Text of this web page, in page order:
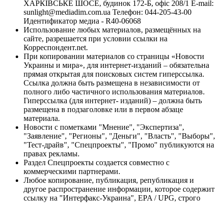
ХАРКІВСЬКЕ ШОСЕ, будинок 172-Б, офіс 208/1 E-mail:
sunlight@mediadim.com.ua Телефон: 044-205-43-00
Идентификатор медиа - R40-06068
Использование любых материалов, размещённых на
сайте, разрешается при условии ссылки на
Корреспондент.net.
При копировании материалов со страницы «Новости
Украины и мира», для интернет-изданий – обязательна
прямая открытая для поисковых систем гиперссылка.
Ссылка должна быть размещена в независимости от
полного либо частичного использования материалов.
Гиперссылка (для интернет- изданий) – должна быть
размещена в подзаголовке или в первом абзаце
материала.
Новости с пометками "Мнение", "Экспертиза",
"Заявление", "Регионы", "Деньги", "Власть", "Выборы",
"Тест-драйв", "Спецпроекты", "Промо" публикуются на
правах рекламы.
Раздел Спецпроекты создается совместно с
коммерческими партнерами.
Любое копирование, публикация, републикация и
другое распространение информации, которое содержит
ссылку на "Интерфакс-Украина", EPA / UPG, строго